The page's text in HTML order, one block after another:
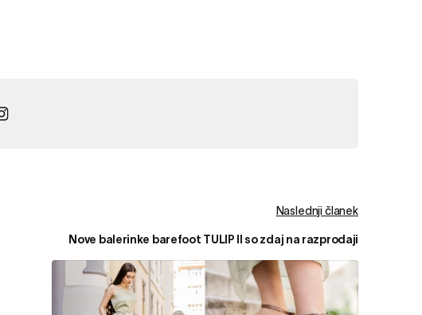
Naslednji članek
Nove balerinke barefoot TULIP II so zdaj na razprodaji